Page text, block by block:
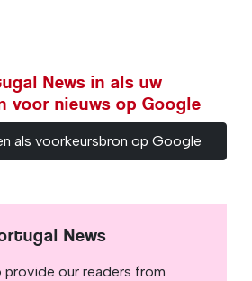
News in als uw
voor nieuws op Google
als voorkeursbron op Google
News
our readers from